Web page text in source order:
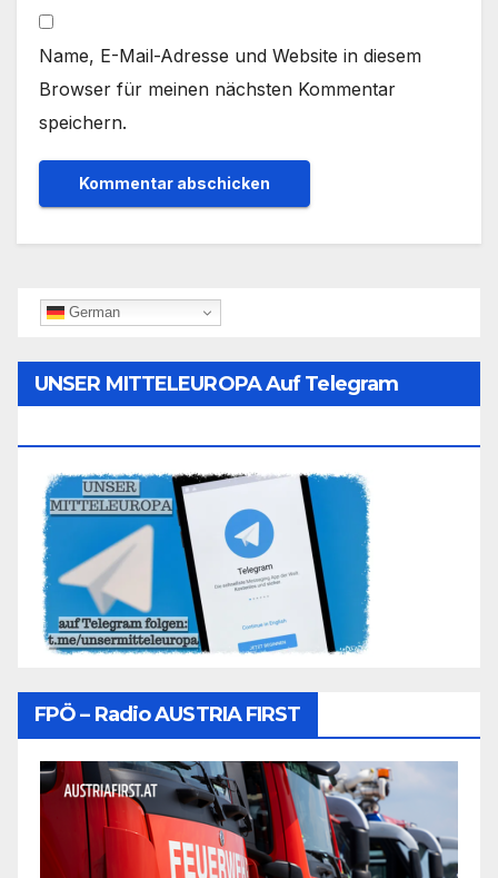
Name, E-Mail-Adresse und Website in diesem
Browser für meinen nächsten Kommentar
speichern.
German
UNSER MITTELEUROPA Auf Telegram
FPÖ – Radio AUSTRIA FIRST